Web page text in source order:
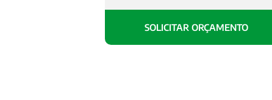
SOLICITAR ORÇAMENTO